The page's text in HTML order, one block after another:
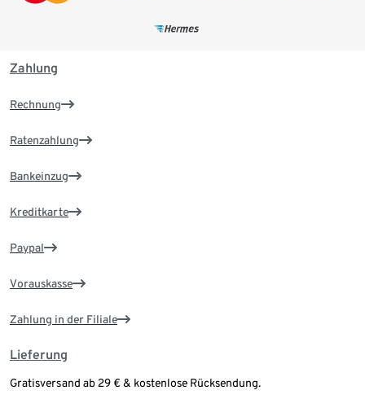
Zahlung
Rechnung
Ratenzahlung
Bankeinzug
Kreditkarte
Paypal
Vorauskasse
Zahlung in der Filiale
Lieferung
Gratisversand ab 29 € & kostenlose Rücksendung.